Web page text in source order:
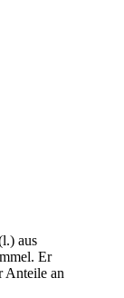
aus
Er
Anteile an